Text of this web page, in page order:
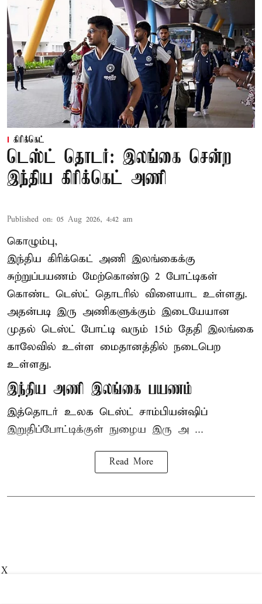
கிரிக்கெட்
டெஸ்ட் தொடர்: இலங்கை சென்ற
இந்திய கிரிக்கெட் அணி
Published on: 05 Aug 2026, 4:42 am
கொழும்பு,
இந்திய கிரிக்கெட் அணி இலங்கைக்கு
சுற்றுப்பயணம் மேற்கொண்டு 2 போட்டிகள்
கொண்ட டெஸ்ட் தொடரில் விளையாட உள்ளது.
அதன்படி இரு அணிகளுக்கும் இடையேயான
முதல் டெஸ்ட் போட்டி வரும் 15ம் தேதி இலங்கை
காலேவில் உள்ள மைதானத்தில் நடைபெற
உள்ளது.
இந்திய அணி இலங்கை பயணம்
இத்தொடர் உலக டெஸ்ட் சாம்பியன்ஷிப்
இறுதிப்போட்டிக்குள் நுழைய இரு அ ...
Read More
X